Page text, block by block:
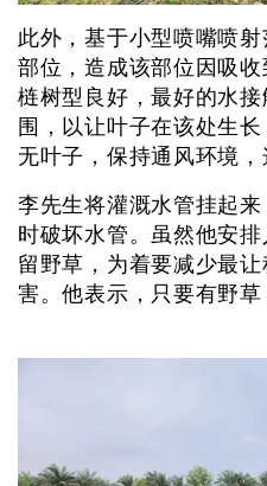
此外，基于小型喷嘴喷
部位，造成该部位因吸
梿树型良好，最好的水
围，以让叶子在该处生
无叶子，保持通风环境，
李先生将灌溉水管挂起
时破坏水管。虽然他安
留野草，为着要减少最
害。他表示，只要有野草